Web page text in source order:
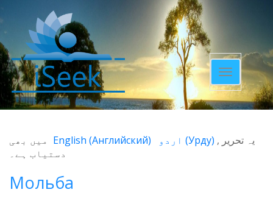
Toggle
navigation
یہ تحریر (Урду)
English (Английский)
میں بھی
دستیاب ہے۔
Мольба